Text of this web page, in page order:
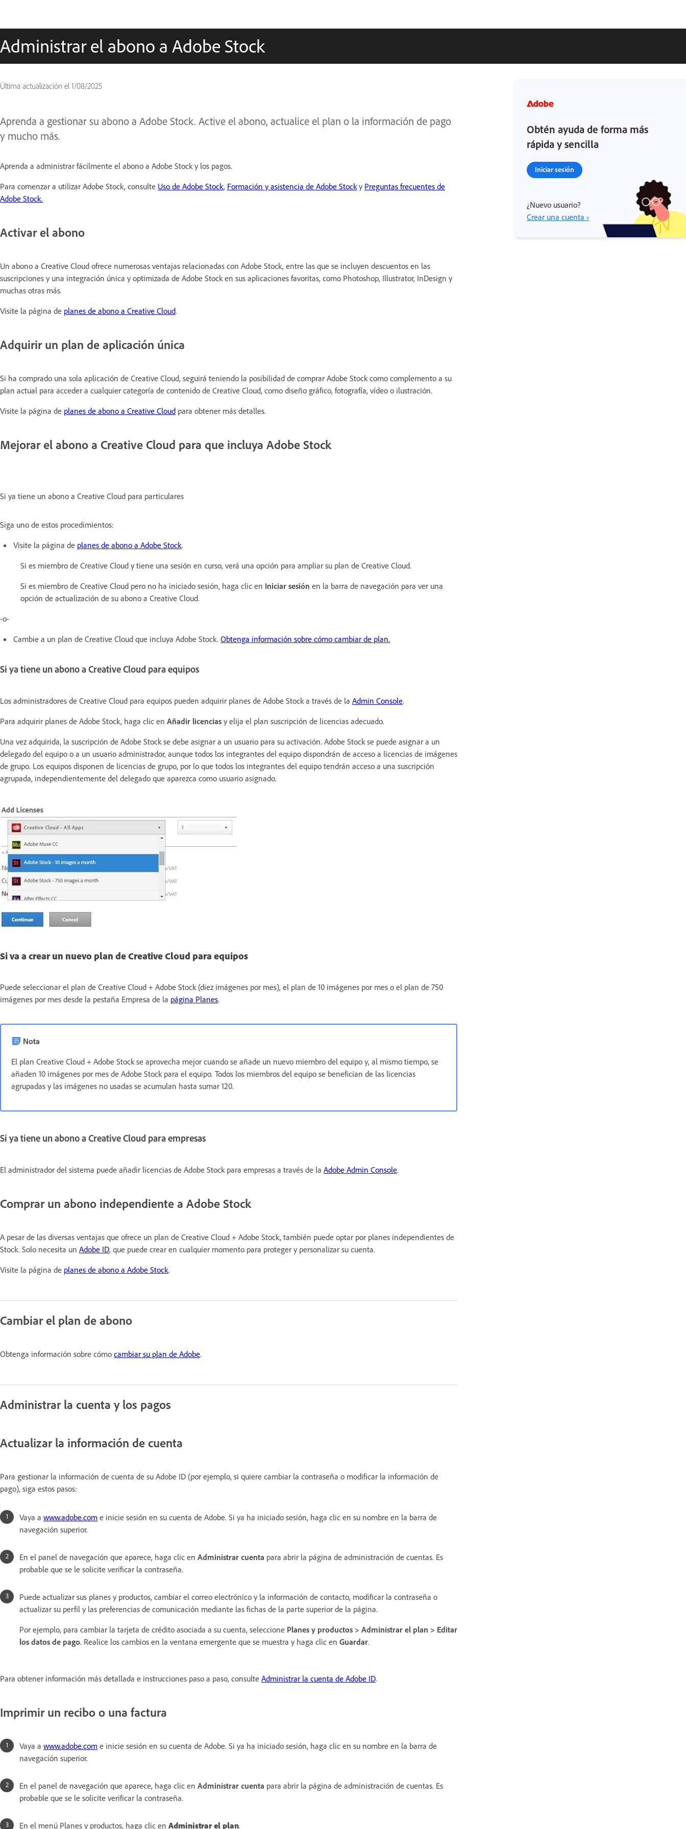
Administrar el abono a Adobe Stock
Última actualización el 1/08/2025
Aprenda a gestionar su abono a Adobe Stock. Active el abono, actualice el plan o la información de pago
y mucho más.
Aprenda a administrar fácilmente el abono a Adobe Stock y los pagos.
Para comenzar a utilizar Adobe Stock, consulte Uso de Adobe Stock, Formación y asistencia de Adobe Stocky Preguntas frecuentes de
Adobe Stock.
Activar el abono
Un abono a Creative Cloud ofrece numerosas ventajas relacionadas con Adobe Stock, entre las que se incluyen descuentos en las
suscripciones y una integración única y optimizada de Adobe Stock en sus aplicaciones favoritas, como Photoshop, Illustrator, InDesign y
muchas otras más.
Visite la página de planes de abono a Creative Cloud.
Adquirir un plan de aplicación única
Si ha comprado una sola aplicación de Creative Cloud, seguirá teniendo la posibilidad de comprar Adobe Stock como complemento a su
plan actual para acceder a cualquier categoría de contenido de Creative Cloud, como diseño gráfico, fotografía, vídeo o ilustración.
Visite la página de planes de abono a Creative Cloud para obtener más detalles.
Mejorar el abono a Creative Cloud para que incluya Adobe Stock
Si ya tiene un abono a Creative Cloud para particulares
Siga uno de estos procedimientos:
Visite la página de planes de abono a Adobe Stock.
Si es miembro de Creative Cloud y tiene una sesión en curso, verá una opción para ampliar su plan de Creative Cloud.
Si es miembro de Creative Cloud pero no ha iniciado sesión, haga clic en Iniciar sesión en la barra de navegación para ver una
opción de actualización de su abono a Creative Cloud.
-o-
Cambie a un plan de Creative Cloud que incluya Adobe Stock. Obtenga información sobre cómo cambiar de plan.
Si ya tiene un abono a Creative Cloud para equipos
Los administradores de Creative Cloud para equipos pueden adquirir planes de Adobe Stock a través de la Admin Console.
Para adquirir planes de Adobe Stock, haga clic en Añadir licencias y elija el plan suscripción de licencias adecuado.
Una vez adquirida, la suscripción de Adobe Stock se debe asignar a un usuario para su activación. Adobe Stock se puede asignar a un
delegado del equipo o a un usuario administrador, aunque todos los integrantes del equipo dispondrán de acceso a licencias de imágenes
de grupo. Los equipos disponen de licencias de grupo, por lo que todos los integrantes del equipo tendrán acceso a una suscripción
agrupada, independientemente del delegado que aparezca como usuario asignado.
Si va a crear un nuevo plan de Creative Cloud para equipos
Puede seleccionar el plan de Creative Cloud + Adobe Stock (diez imágenes por mes), el plan de 10 imágenes por mes o el plan de 750
imágenes por mes desde la pestaña Empresa de la página Planes.
Nota
El plan Creative Cloud + Adobe Stock se aprovecha mejor cuando se añade un nuevo miembro del equipo y, al mismo tiempo, se
añaden 10 imágenes por mes de Adobe Stock para el equipo. Todos los miembros del equipo se benefician de las licencias
agrupadas y las imágenes no usadas se acumulan hasta sumar 120.
Si ya tiene un abono a Creative Cloud para empresas
El administrador del sistema puede añadir licencias de Adobe Stock para empresas a través de la Adobe Admin Console.
Comprar un abono independiente a Adobe Stock
A pesar de las diversas ventajas que ofrece un plan de Creative Cloud + Adobe Stock, también puede optar por planes independientes de
Stock. Solo necesita un Adobe ID, que puede crear en cualquier momento para proteger y personalizar su cuenta.
Visite la página de planes de abono a Adobe Stock.
Cambiar el plan de abono
Obtenga información sobre cómo cambiar su plan de Adobe.
Administrar la cuenta y los pagos
Actualizar la información de cuenta
Para gestionar la información de cuenta de su Adobe ID (por ejemplo, si quiere cambiar la contraseña o modificar la información de
pago), siga estos pasos:
Vaya a www.adobe.com e inicie sesión en su cuenta de Adobe. Si ya ha iniciado sesión, haga clic en su nombre en la barra de
navegación superior.
En el panel de navegación que aparece, haga clic en Administrar cuenta para abrir la página de administración de cuentas. Es
probable que se le solicite verificar la contraseña.
Puede actualizar sus planes y productos, cambiar el correo electrónico y la información de contacto, modificar la contraseña o
actualizar su perfil y las preferencias de comunicación mediante las fichas de la parte superior de la página.
Por ejemplo, para cambiar la tarjeta de crédito asociada a su cuenta, seleccione Planes y productos > Administrar el plan > Editar
los datos de pago. Realice los cambios en la ventana emergente que se muestra y haga clic en Guardar.
Para obtener información más detallada e instrucciones paso a paso, consulte Administrar la cuenta de Adobe ID.
Imprimir un recibo o una factura
Vaya a www.adobe.com e inicie sesión en su cuenta de Adobe. Si ya ha iniciado sesión, haga clic en su nombre en la barra de
navegación superior.
En el panel de navegación que aparece, haga clic en Administrar cuenta para abrir la página de administración de cuentas. Es
probable que se le solicite verificar la contraseña.
En el menú Planes y productos, haga clic en Administrar el plan.
Obtén ayuda de forma más
rápida y sencilla
Iniciar sesión
¿Nuevo usuario?
Crear una cuenta ›